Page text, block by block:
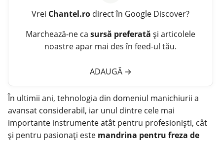
Vrei Chantel.ro direct în Google Discover?
Marchează-ne ca sursă preferată și articolele
noastre apar mai des în feed-ul tău.
ADAUGĂ →
În ultimii ani, tehnologia din domeniul manichiurii a
avansat considerabil, iar unul dintre cele mai
importante instrumente atât pentru profesioniști, cât
și pentru pasionați este mandrina pentru freza de